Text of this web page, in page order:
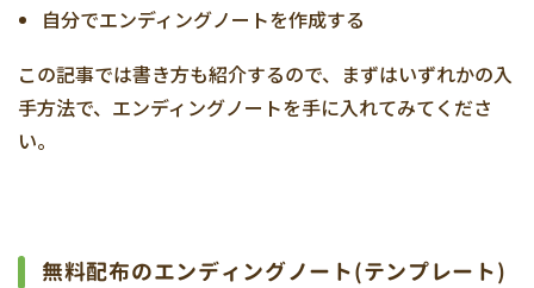
自分でエンディングノートを作成する
この記事では書き方も紹介するので、まずはいずれかの入
手方法で、エンディングノートを手に入れてみてくださ
い。
無料配布のエンディングノート(テンプレート)